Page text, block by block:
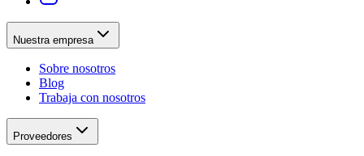
Nuestra empresa
Sobre nosotros
Blog
Trabaja con nosotros
Proveedores